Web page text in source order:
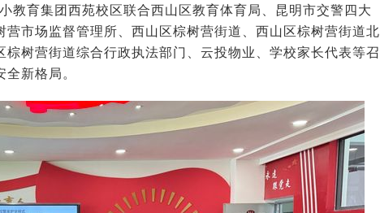
教育集团西苑校区联合西山区教育体育局、昆明市交警四大
市场监督管理所、西山区棕树营街道、西山区棕树营街道北
树营街道综合行政执法部门、云投物业、学校家长代表等召
新格局。